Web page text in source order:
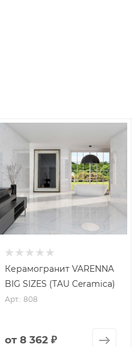
Керамогранит VARENNA
BIG SIZES (TAU Ceramica)
Арт.: 808
от8 362 ₽